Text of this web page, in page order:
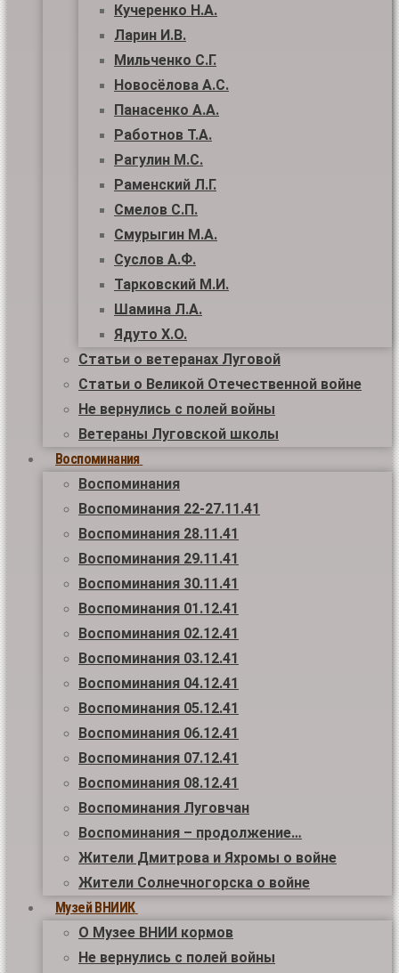
Кучеренко Н.А.
Ларин И.В.
Мильченко С.Г.
Новосёлова А.С.
Панасенко А.А.
Работнов Т.А.
Рагулин М.С.
Раменский Л.Г.
Смелов С.П.
Смурыгин М.А.
Суслов А.Ф.
Тарковский М.И.
Шамина Л.А.
Ядуто Х.О.
Статьи о ветеранах Луговой
Статьи о Великой Отечественной войне
Не вернулись с полей войны
Ветераны Луговской школы
Воспоминания
Воспоминания
Воспоминания 22-27.11.41
Воспоминания 28.11.41
Воспоминания 29.11.41
Воспоминания 30.11.41
Воспоминания 01.12.41
Воспоминания 02.12.41
Воспоминания 03.12.41
Воспоминания 04.12.41
Воспоминания 05.12.41
Воспоминания 06.12.41
Воспоминания 07.12.41
Воспоминания 08.12.41
Воспоминания Луговчан
Воспоминания – продолжение…
Жители Дмитрова и Яхромы о войне
Жители Солнечногорска о войне
Музей ВНИИК
О Музее ВНИИ кормов
Не вернулись с полей войны